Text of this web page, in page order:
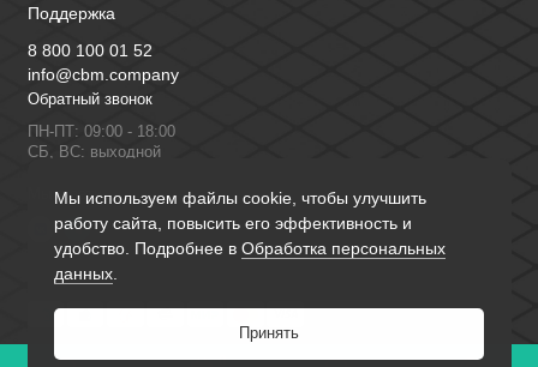
0
Мы используем файлы cookie, чтобы улучшить
работу сайта, повысить его эффективность и
удобство. Подробнее в Обработка персональных
данных
Принять
Поддержка
8 800 100 01 52
info@cbm.company
Обратный звонок
ПН-ПТ: 09:00 - 18:00
СБ, ВС: выходной
Мы в сети